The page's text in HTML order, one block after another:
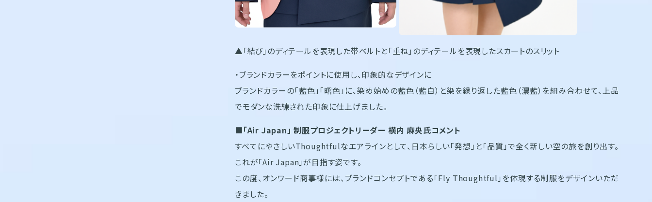
▲「結び」のディテールを表現した帯ベルトと「重ね」のディテールを表現したスカートのスリット
・ブランドカラーをポイントに使用し、印象的なデザインに
ブランドカラーの「藍色」「曙色」に、染め始めの藍色（藍白）と染を繰り返した藍色（濃藍）を組み合わせて、上品
でモダンな洗練された印象に仕上げました。
■「Air Japan」 制服プロジェクトリーダー 横内 麻央氏コメント
すべてにやさしいThoughtfulなエアラインとして、日本らしい「発想」と「品質」で全く新しい空の旅を創り出す。
これが「Air Japan」が目指す姿です。
この度、オンワード商事様には、ブランドコンセプトである「Fly Thoughtful」を体現する制服をデザインいただ
きました。